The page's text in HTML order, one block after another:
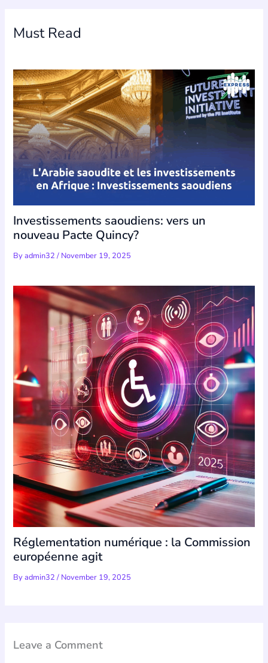
Must Read
Investissements saoudiens: vers un
nouveau Pacte Quincy?
Byadmin32/ November 19, 2025
Réglementation numérique : la Commission
européenne agit
Byadmin32/ November 19, 2025
Leave a Comment